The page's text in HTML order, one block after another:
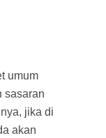
umum
sasaran
jika di
akan